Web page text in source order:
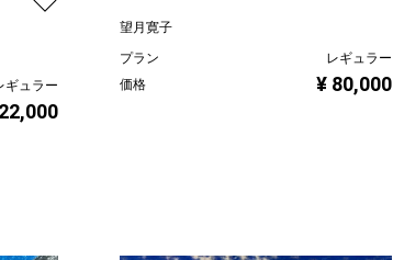
ギュラー
望月寛子
プラン
レギュラー
価格
¥ 80,000